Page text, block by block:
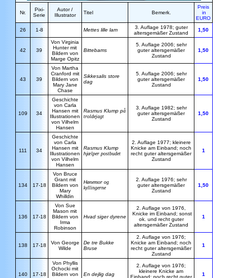
Nr.
Pixi-
Serie
Autor /
Illustrator
Titel Bemerk.
Preis
in
EURO
26 1-8 Mettes lille lam
3. Auflage 1978; guter
altersgemäßer Zustand
1,50
42 39
Von Virginia
Hunter mit
Bildern von
Marge Opitz
Bittebams
5. Auflage 2006; sehr
guter altersgemäßer
Zustand
1,50
43 39
Von Martha
Cranford mit
Bildern von
Mary Jane
Chase
Sikkesalis store
dag
5. Auflage 2006; sehr
guter altersgemäßer
Zustand
1,50
109 34
Geschichte
von Carla
Hansen mit
Illustrationen
von Vilhelm
Hansen
Rasmus Klump på
troldejagt
3. Auflage 1982; sehr
guter altersgemäßer
Zustand
1,50
111 34
Geschichte
von Carla
Hansen mit
Illustrationen
von Vilhelm
Hansen
Rasmus Klump
hjælper postbudet
2. Auflage 1977; kleinere
Knicke am Einband; noch
recht guter altersgemäßer
Zustand
1
134 17-18
Von Bruce
Grant mit
Bildern von
Mary
Whilldin
Hønemor og
kyllingerne
2. Auflage 1976; sehr
guter altersgemäßer
Zustand
1,50
136 17-18
Von Sue
Mason mit
Bildern von
Irma
Robinson
Hvad siger dyrene
2. Auflage von 1976,
Knicke im Einband; sonst
ok. und recht guter
altersgemäßer Zustand
1
138 17-18
Von George
Wilde
De tre Bukke
Bruse
2. Auflage von 1976;
Knicke am Einband; noch
recht guter altersgemäßer
Zustand
1
140 17-18
Von Phyllis
Ochocki mit
Bildern von
En dejlig dag
2. Auflage von 1976;
kleinere Knicke am
Einband; noch recht guter
1